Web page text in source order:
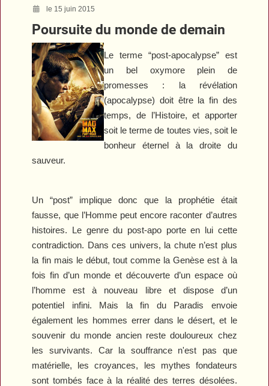
le 15 juin 2015
Poursuite du monde de demain
Le terme “post-apocalypse” est
un bel oxymore plein de
promesses : la révélation
(apocalypse) doit être la fin des
temps, de l’Histoire, et apporter
soit le terme de toutes vies, soit le
bonheur éternel à la droite du
sauveur.
Un “post” implique donc que la prophétie était
fausse, que l’Homme peut encore raconter d’autres
histoires. Le genre du post-apo porte en lui cette
contradiction. Dans ces univers, la chute n’est plus
la fin mais le début, tout comme la Genèse est à la
fois fin d’un monde et découverte d’un espace où
l’homme est à nouveau libre et dispose d’un
potentiel infini. Mais la fin du Paradis envoie
également les hommes errer dans le désert, et le
souvenir du monde ancien reste douloureux chez
les survivants. Car la souffrance n'est pas que
matérielle, les croyances, les mythes fondateurs
sont tombés face à la réalité des terres désolées.